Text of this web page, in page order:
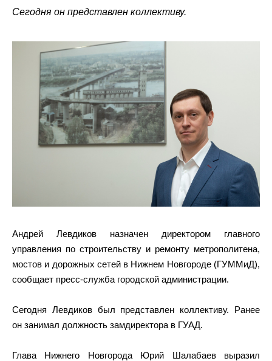
Сегодня он представлен коллективу.
Андрей Левдиков назначен директором главного
управления по строительству и ремонту метрополитена,
мостов и дорожных сетей в Нижнем Новгороде (ГУММиД),
сообщает пресс-служба городской администрации.
Сегодня Левдиков был представлен коллективу. Ранее
он занимал должность замдиректора в ГУАД.
Глава Нижнего Новгорода Юрий Шалабаев выразил